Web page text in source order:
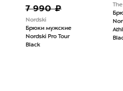
7 990 ₽
Nordski
Брюки мужские
Nordski Pro Tour
The
Брюки
North
Athletics